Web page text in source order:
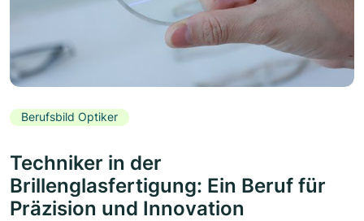
Berufsbild Optiker
Techniker in der
Brillenglasfertigung: Ein Beruf für
Präzision und Innovation